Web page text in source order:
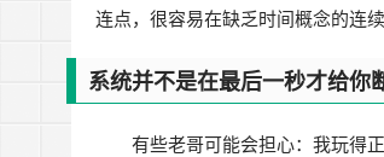
连点，很容易在缺乏时间概念的连
系统并不是在最后一秒才给你
有些老哥可能会担心：我玩得